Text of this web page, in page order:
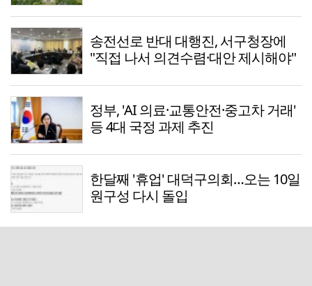
송전선로 반대 대행진, 서구청장에
"직접 나서 의견수렴·대안 제시해야"
정부, 'AI 의료·교통안전·중고차 거래'
등 4대 국정 과제 추진
한달째 '휴업' 대덕구의회…오는 10일
원구성 다시 돌입